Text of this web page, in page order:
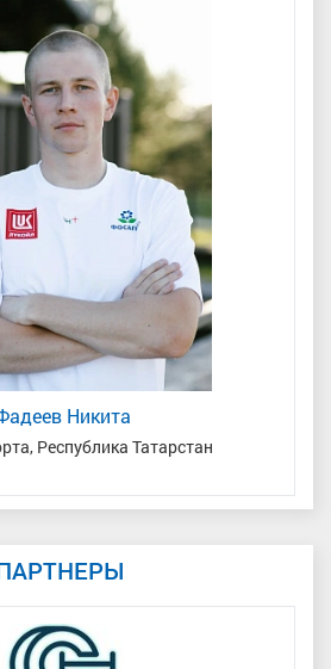
Никита
Республика Татарстан